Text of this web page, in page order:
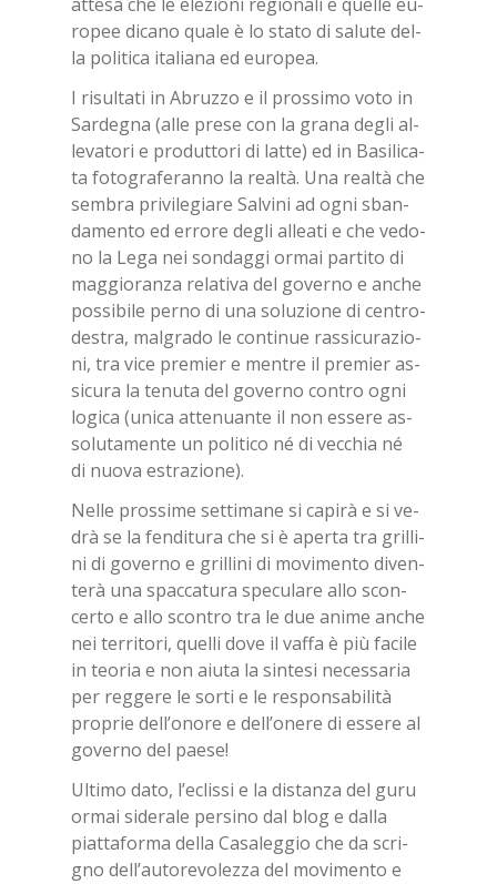
ro­pee di­ca­no qua­le è lo sta­to di sa­lu­te del­
la po­li­ti­ca ita­lia­na ed eu­ro­pea.
I ri­sul­ta­ti in Abruz­zo e il pros­si­mo voto in
Sar­de­gna (alle pre­se con la gra­na de­gli al­
le­va­to­ri e pro­dut­to­ri di lat­te) ed in Ba­si­li­ca­
ta fo­to­gra­fe­ran­no la real­tà. Una real­tà che
sem­bra pri­vi­le­gia­re Sal­vi­ni ad ogni sban­
da­men­to ed er­ro­re de­gli al­lea­ti e che ve­do­
no la Lega nei son­dag­gi or­mai par­ti­to di
mag­gio­ran­za re­la­ti­va del go­ver­no e an­che
pos­si­bi­le per­no di una so­lu­zio­ne di cen­tro­
de­stra, mal­gra­do le con­ti­nue ras­si­cu­ra­zio­
ni, tra vice pre­mier e men­tre il pre­mier as­
si­cu­ra la te­nu­ta del go­ver­no con­tro ogni
lo­gi­ca (uni­ca at­te­nuan­te il non es­se­re as­
so­lu­ta­men­te un po­li­ti­co né di vec­chia né
di nuo­va estra­zio­ne).
Nel­le pros­si­me set­ti­ma­ne si ca­pi­rà e si ve­
drà se la fen­di­tu­ra che si è aper­ta tra gril­li­
ni di go­ver­no e gril­li­ni di mo­vi­men­to di­ven­
te­rà una spac­ca­tu­ra spe­cu­la­re allo scon­
cer­to e allo scon­tro tra le due ani­me an­che
nei ter­ri­to­ri, quel­li dove il vaf­fa è più fa­ci­le
in teo­ria e non aiu­ta la sin­te­si ne­ces­sa­ria
per reg­ge­re le sor­ti e le re­spon­sa­bi­li­tà
pro­prie del­l’o­no­re e del­l’o­ne­re di es­se­re al
go­ver­no del pae­se!
Ul­ti­mo dato, l’e­clis­si e la di­stan­za del guru
or­mai si­de­ra­le per­si­no dal blog e dal­la
piat­ta­for­ma del­la Ca­sa­leg­gio che da scri­
gno del­l’au­to­re­vo­lez­za del mo­vi­men­to e